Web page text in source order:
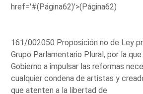
href='#(Página62)'>(Página62)
161/002050 Proposición no de Ley
Grupo Parlamentario Plural, por la
Gobierno a impulsar las reformas
cualquier condena de artistas y
que atenten a la libertad de